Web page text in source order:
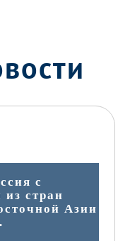
с
стран
Азии